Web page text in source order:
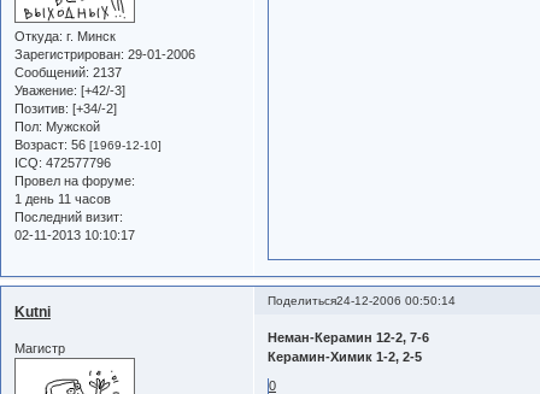
Откуда: г. Минск
Зарегистрирован: 29-01-2006
Сообщений: 2137
Уважение: [+42/-3]
Позитив: [+34/-2]
Пол: Мужской
Возраст: 56 [1969-12-10]
ICQ: 472577796
Провел на форуме:
1 день 11 часов
Последний визит:
02-11-2013 10:10:17
Поделиться24-12-2006 00:50:14
Kutni
Магистр
Неман-Керамин 12-2, 7-6
Керамин-Химик 1-2, 2-5
0